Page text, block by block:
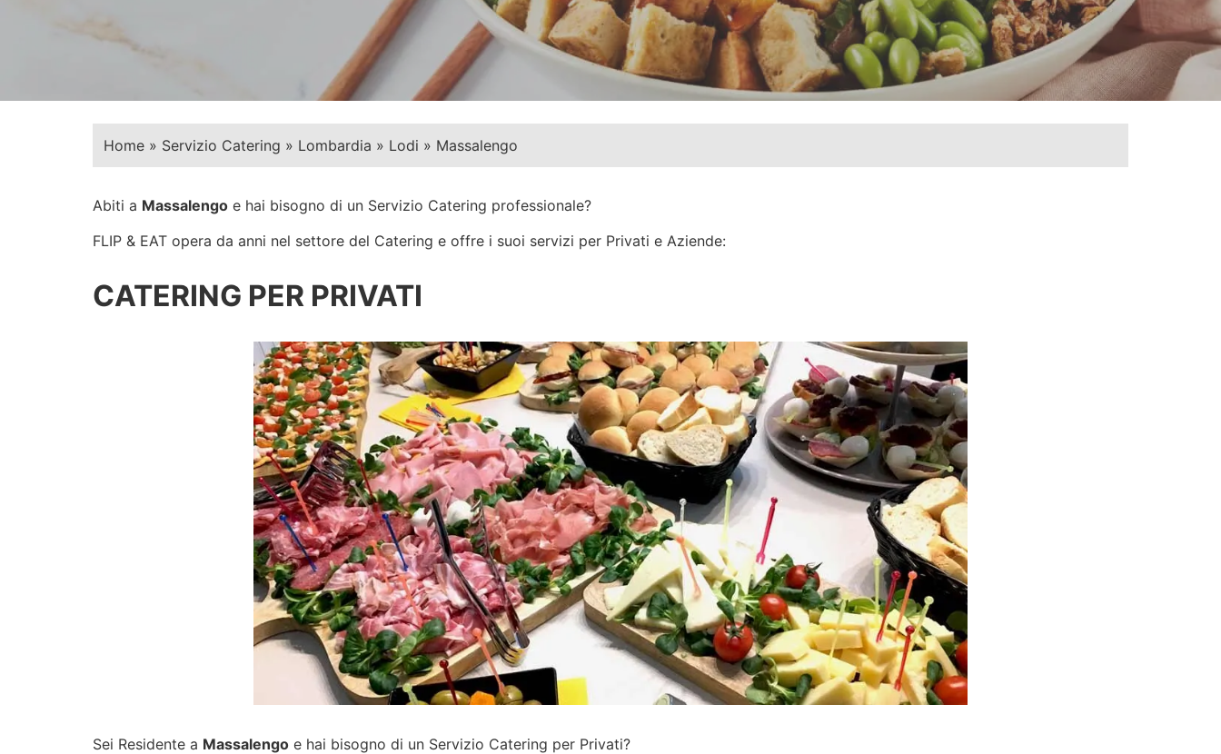
Home » Servizio Catering » Lombardia » Lodi » Massalengo
Abiti a Massalengo e hai bisogno di un Servizio Catering professionale?
FLIP & EAT opera da anni nel settore del Catering e offre i suoi servizi per Privati e Aziende:
CATERING PER PRIVATI
Sei Residente a Massalengo e hai bisogno di un Servizio Catering per Privati?